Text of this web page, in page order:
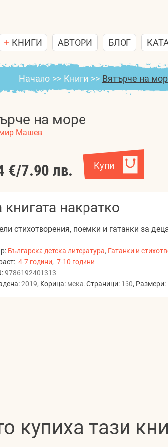
КНИГИ АВТОРИ БЛОГ
Начало >> Книги >> Вятърче на
на море
Машев
€/7.90 лв. Купи
книгата накратко
стихотворения, поемки и гатанки за
Българска детска литература, Гатанки и
4-7 години,7-10 години
9786192401313
2019, Корица: мека, Страници: 160, Размери:
купиха тази